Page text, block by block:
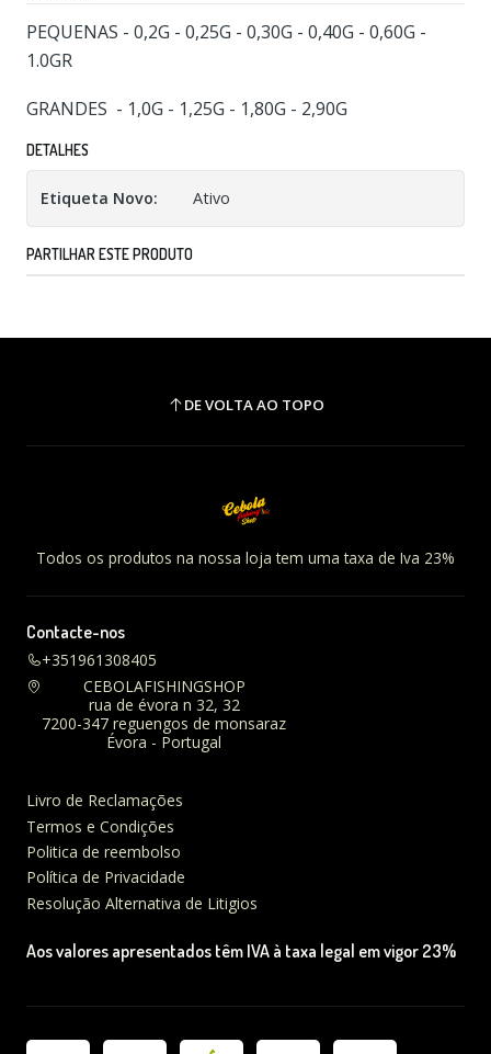
PEQUENAS - 0,2G - 0,25G - 0,30G - 0,40G - 0,60G -
1.0GR
GRANDES - 1,0G - 1,25G - 1,80G - 2,90G
DETALHES
Etiqueta Novo: Ativo
PARTILHAR ESTE PRODUTO
DE VOLTA AO TOPO
Todos os produtos na nossa loja tem uma taxa de Iva 23%
Contacte-nos
+351961308405
CEBOLAFISHINGSHOP
rua de évora n 32, 32
7200-347 reguengos de monsaraz
Évora - Portugal
Livro de Reclamações
Termos e Condições
Politica de reembolso
Política de Privacidade
Resolução Alternativa de Litigios
Aos valores apresentados têm IVA à taxa legal em vigor 23%